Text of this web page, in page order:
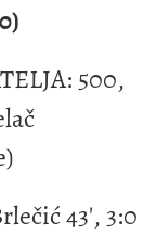
500,
43', 3:0